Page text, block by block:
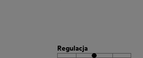
Regulacja